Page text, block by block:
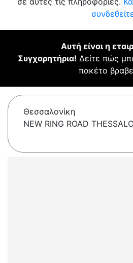
Αυτή είναι η
Συγχαρητήρια! Δείτε πώς
πακέτο
Θεσσαλονίκη
NEW RING ROAD